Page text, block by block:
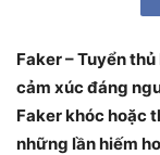
Faker – Tuyển
cảm xúc đáng
Faker khóc hoặc
những lần hiếm